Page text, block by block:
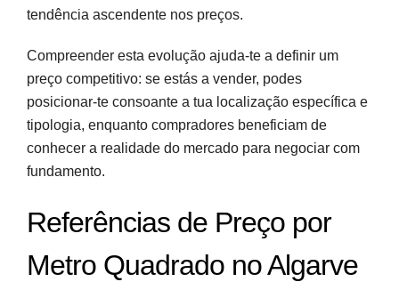
tendência ascendente nos preços.
Compreender esta evolução ajuda-te a definir um
preço competitivo: se estás a vender, podes
posicionar-te consoante a tua localização específica e
tipologia, enquanto compradores beneficiam de
conhecer a realidade do mercado para negociar com
fundamento.
Referências de Preço por
Metro Quadrado no Algarve